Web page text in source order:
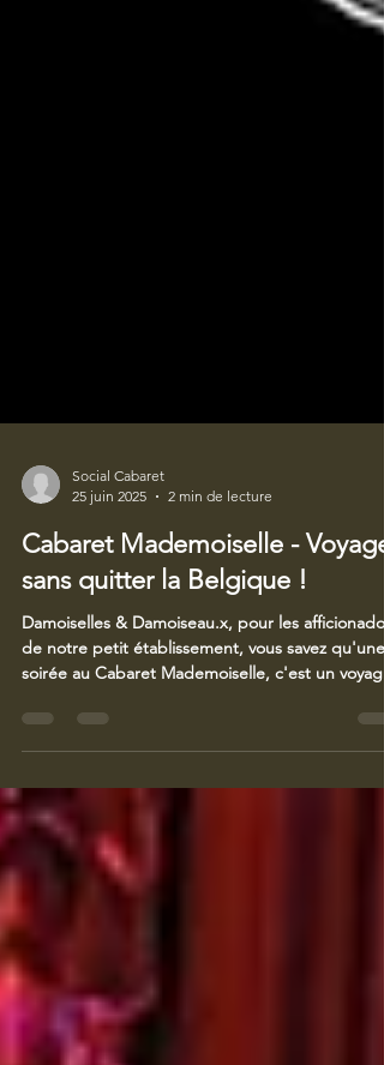
25 juin 2025
2 min de lecture
Cabaret Mademoiselle - Voyager
sans quitter la Belgique !
Damoiselles & Damoiseau.x, pour les afficionados
soirée au Cabaret Mademoiselle, c'est un
travers le temps et l'espace. Avec nos artistes,
vous pouvez passer de Paris à Las Vegas en un
d'œil. Alors si vous n'avez pas encore booké vos
vacances, au moins, réservez vos places pour
de nos soirées de l'été ! Toutes les billetteries sont
www.CabaretMademoiselle.be